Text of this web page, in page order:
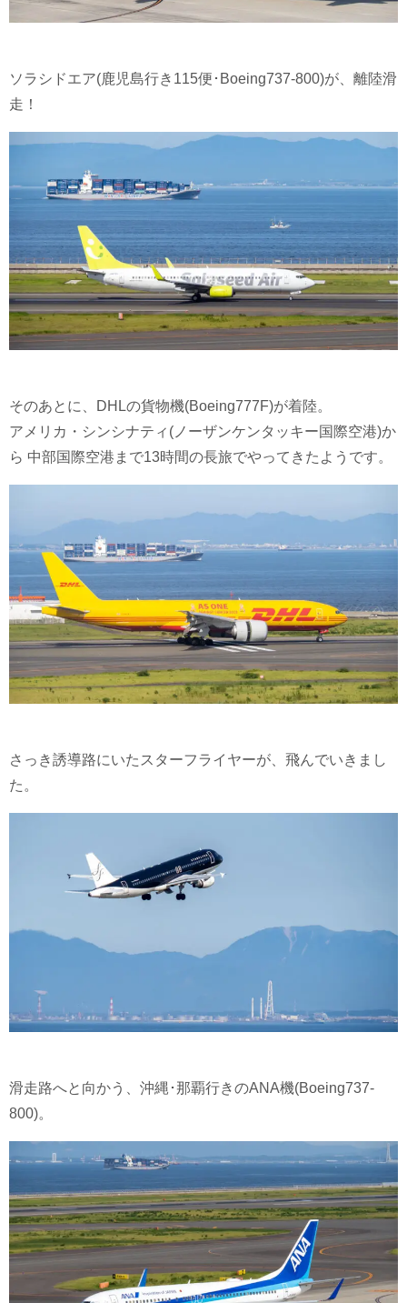
ソラシドエア(鹿児島行き115便･Boeing737-800)が、離陸滑
走！
そのあとに、DHLの貨物機(Boeing777F)が着陸。
アメリカ・シンシナティ(ノーザンケンタッキー国際空港)か
ら 中部国際空港まで13時間の長旅でやってきたようです。
さっき誘導路にいたスターフライヤーが、飛んでいきまし
た。
滑走路へと向かう、沖縄･那覇行きのANA機(Boeing737-
800)。